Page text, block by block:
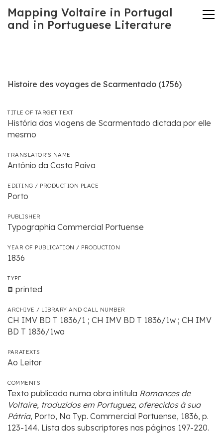
Mapping Voltaire in Portugal
and in Portuguese Literature
Histoire des voyages de Scarmentado (1756)
TITLE OF TARGET TEXT
História das viagens de Scarmentado dictada por elle
mesmo
TRANSLATOR'S NAME
António da Costa Paiva
EDITING / PRODUCTION PLACE
Porto
PUBLISHER
Typographia Commercial Portuense
YEAR OF PUBLICATION / PRODUCTION
1836
TYPE
printed
ARCHIVE / LIBRARY AND CALL NUMBER
CH IMV BD T 1836/1 ; CH IMV BD T 1836/1w ; CH IMV
BD T 1836/1wa
PARATEXTS
Ao Leitor
COMMENTS
Texto publicado numa obra intitula Romances de
Voltaire, traduzidos em Portuguez, oferecidos à sua
Pátria, Porto, Na Typ. Commercial Portuense, 1836, p.
123-144. Lista dos subscriptores nas páginas 197-220.